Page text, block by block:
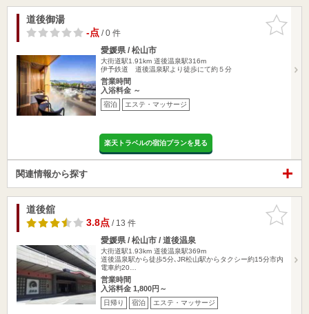
お気に入
りに追加
道後御湯
-点/ 0 件
愛媛県 / 松山市
大街道駅1.91km 道後温泉駅316m
伊予鉄道 道後温泉駅より徒歩にて約５分
営業時間
入浴料金 ～
宿泊 エステ・マッサージ
楽天トラベルの宿泊プランを見る
関連情報から探す
お気に入
りに追加
道後舘
3.8点/ 13 件
愛媛県 / 松山市 / 道後温泉
大街道駅1.93km 道後温泉駅369m
道後温泉駅から徒歩5分､JR松山駅からタクシー約15分市内
電車約20…
営業時間
入浴料金 1,800円～
日帰り 宿泊 エステ・マッサージ